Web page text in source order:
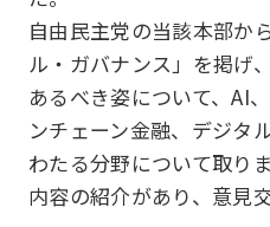
自由民主党の当該本部か
ル・ガバナンス」を掲げ
あるべき姿について、AI
ンチェーン金融、デジタ
わたる分野について取り
内容の紹介があり、意見